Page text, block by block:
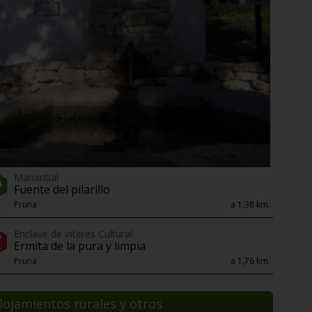
Manantial
Fuente del pilarillo
Pruna a 1,38 km.
Enclave de interés Cultural
Ermita de la pura y limpia
Pruna a 1,76 km.
rurales y otros